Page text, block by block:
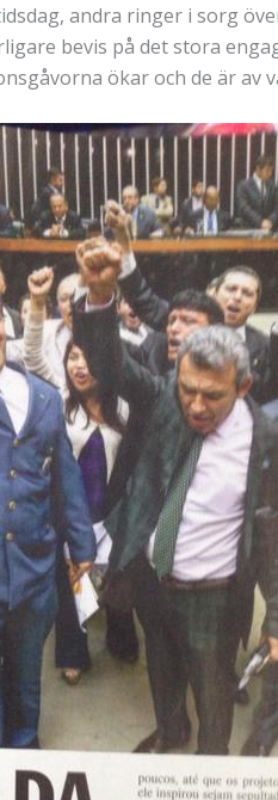
andra ringer i sorg
bevis på det stora
ökar och de är av